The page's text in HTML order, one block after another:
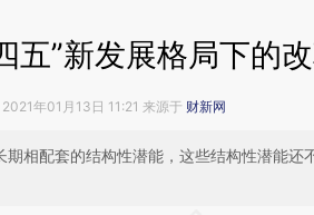
五”新发展格局下的
2021年01月13日 11:21 来源于 财新网
期相配套的结构性潜能，这些结构性潜能还